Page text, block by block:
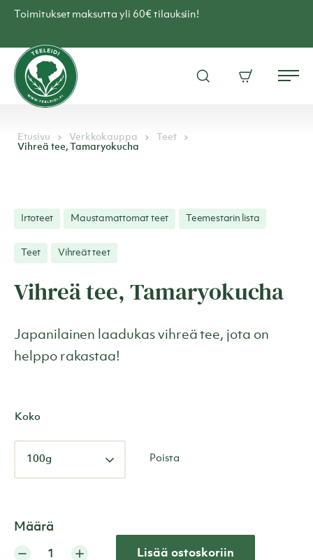
Skip
Toimitukset maksutta yli 60€ tilauksiin!
Teen
verkkokauppa
–
Teeleidi
Avaa
Ostoskori
Etusivu Verkkokauppa
Teet
Vihreä tee, Tamaryokucha
Irtoteet Maustamattomat teet Teemestarin lista
Teet Vihreät teet
Vihreä tee, Tamaryokucha
Japanilainen laadukas vihreä tee, jota on
helppo rakastaa!
Koko
Poista
Määrä
Lisää ostoskoriin